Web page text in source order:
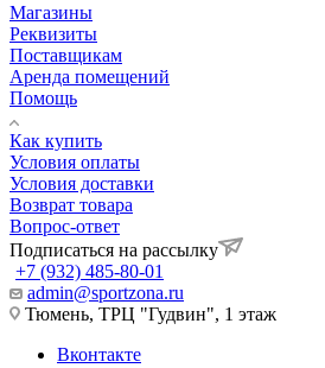
Магазины
Реквизиты
Поставщикам
Аренда помещений
Помощь
Как купить
Условия оплаты
Условия доставки
Возврат товара
Вопрос-ответ
Подписаться на рассылку
+7 (932) 485-80-01
admin@sportzona.ru
Тюмень, ТРЦ "Гудвин", 1 этаж
Вконтакте